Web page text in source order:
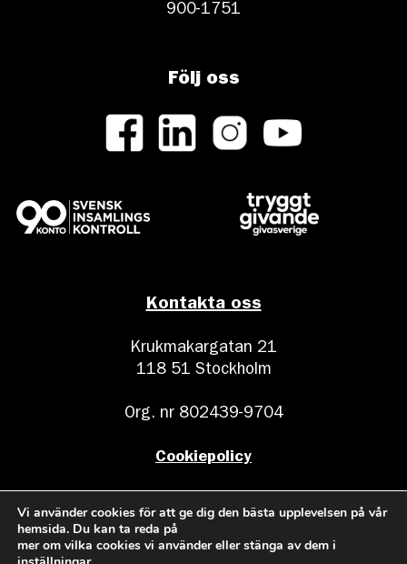
Kontakta oss
Krukmakargatan 21
118 51 Stockholm
Org. nr 802439-9704
Cookiepolicy
Sveriges Stadsmissioner
Box 17011
900-1751
Följ oss
Vi använder cookies för att ge dig den bästa upplevelsen på vår
hemsida. Du kan ta reda på
mer om vilka cookies vi använder eller stänga av dem i